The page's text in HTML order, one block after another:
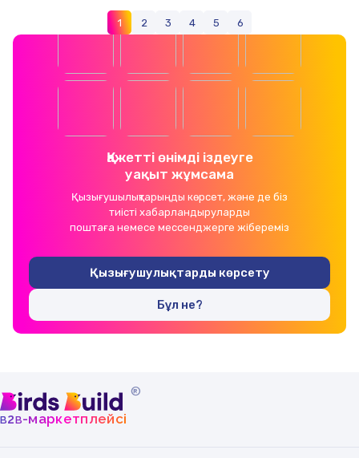
1 2 3 4 5 6
Қажетті өнімді іздеуге
уақыт жұмсама
Қызығушылықтарыңды көрсет, және де біз
тиісті хабарландыруларды
поштаға немесе мессенджерге жібереміз
Қызығушулықтарды көрсету
Бұл не?
®
b2b-маркетплейсі